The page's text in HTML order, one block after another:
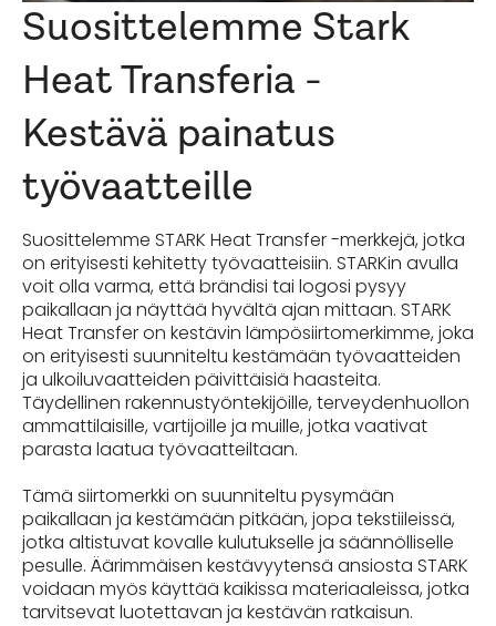
Suosittelemme Stark
Heat Transferia -
Kestävä painatus
työvaatteille
Suosittelemme STARK Heat Transfer -merkkejä, jotka
on erityisesti kehitetty työvaatteisiin. STARKin avulla
voit olla varma, että brändisi tai logosi pysyy
paikallaan ja näyttää hyvältä ajan mittaan. STARK
Heat Transfer on kestävin lämpösiirtomerkimme, joka
on erityisesti suunniteltu kestämään työvaatteiden
ja ulkoiluvaatteiden päivittäisiä haasteita.
Täydellinen rakennustyöntekijöille, terveydenhuollon
ammattilaisille, vartijoille ja muille, jotka vaativat
parasta laatua työvaatteiltaan.
Tämä siirtomerkki on suunniteltu pysymään
paikallaan ja kestämään pitkään, jopa tekstiileissä,
jotka altistuvat kovalle kulutukselle ja säännölliselle
pesulle. Äärimmäisen kestävyytensä ansiosta STARK
voidaan myös käyttää kaikissa materiaaleissa, jotka
tarvitsevat luotettavan ja kestävän ratkaisun.